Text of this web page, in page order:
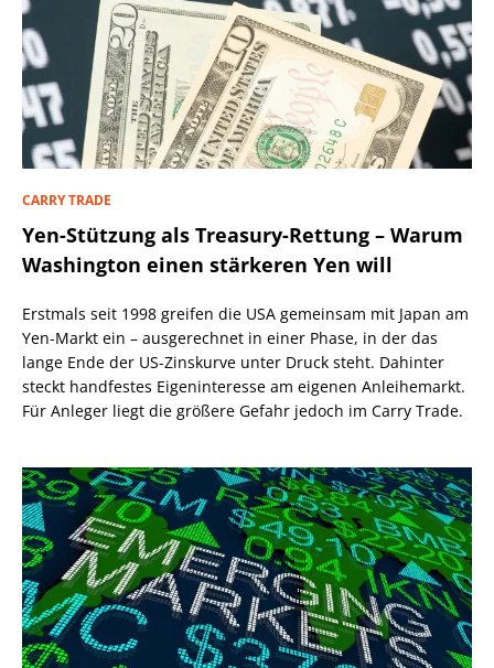
CARRY TRADE
Yen-Stützung als Treasury-Rettung – Warum
Washington einen stärkeren Yen will
Erstmals seit 1998 greifen die USA gemeinsam mit Japan am
Yen-Markt ein – ausgerechnet in einer Phase, in der das
lange Ende der US-Zinskurve unter Druck steht. Dahinter
steckt handfestes Eigeninteresse am eigenen Anleihemarkt.
Für Anleger liegt die größere Gefahr jedoch im Carry Trade.